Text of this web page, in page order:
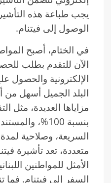
يجب طباعة هذه
الوصول إلى فيتنام.
في الختام، أصبح
الآن للتقدم بطلب
الإلكترونية والحصول
البلد الجميل أسهل
مزاياها العديدة، مثل
بنسبة 100%،
متعددة، تعد تأشيرة
الأمثل للمواطنين
السفر إلى فيتنام. فما